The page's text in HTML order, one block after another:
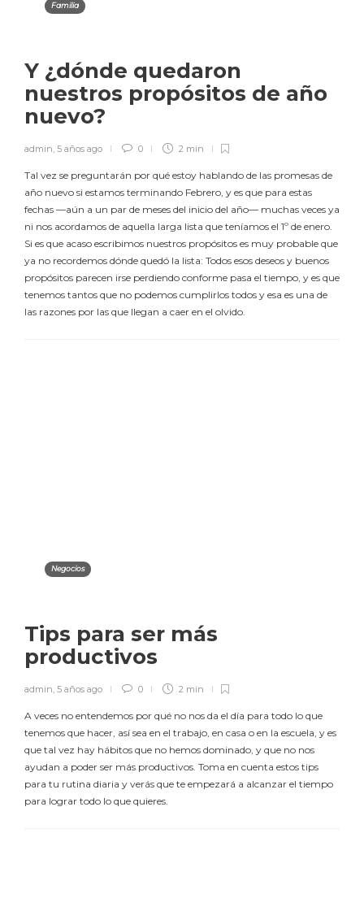
Familia
Y ¿dónde quedaron
nuestros propósitos de año
nuevo?
admin, 5 años ago 0 2 min
Tal vez se preguntarán por qué estoy hablando de las promesas de
año nuevo si estamos terminando Febrero, y es que para estas
fechas —aún a un par de meses del inicio del año— muchas veces ya
ni nos acordamos de aquella larga lista que teníamos el 1º de enero.
Si es que acaso escribimos nuestros propósitos es muy probable que
ya no recordemos dónde quedó la lista: Todos esos deseos y buenos
propósitos parecen irse perdiendo conforme pasa el tiempo, y es que
tenemos tantos que no podemos cumplirlos todos y esa es una de
las razones por las que llegan a caer en el olvido.
Negocios
Tips para ser más
productivos
admin, 5 años ago 0 2 min
A veces no entendemos por qué no nos da el día para todo lo que
tenemos que hacer, así sea en el trabajo, en casa o en la escuela, y es
que tal vez hay hábitos que no hemos dominado, y que no nos
ayudan a poder ser más productivos. Toma en cuenta estos tips
para tu rutina diaria y verás que te empezará a alcanzar el tiempo
para lograr todo lo que quieres.